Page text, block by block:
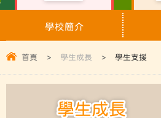
學校簡介
首頁 > 學生成長 > 學生支援
學生成長